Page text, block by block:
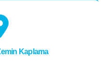
Kaplama